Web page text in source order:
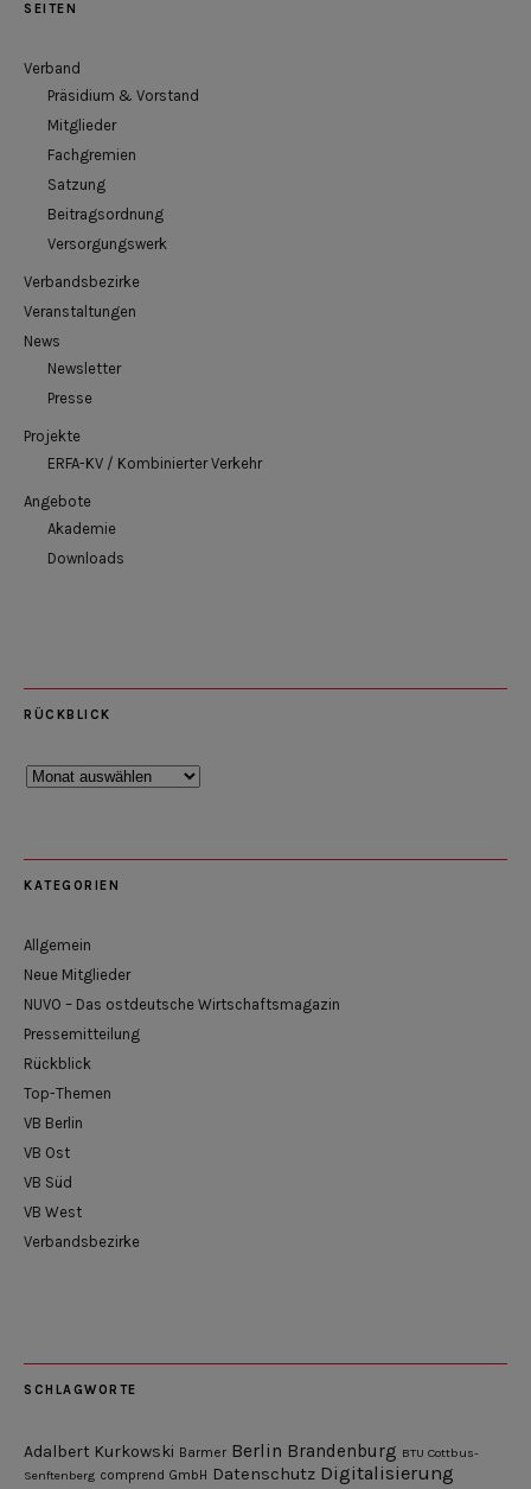
SEITEN
Verband
Präsidium & Vorstand
Mitglieder
Fachgremien
Satzung
Beitragsordnung
Versorgungswerk
Verbandsbezirke
Veranstaltungen
News
Newsletter
Presse
Projekte
ERFA-KV / Kombinierter Verkehr
Angebote
Akademie
Downloads
RÜCKBLICK
Rückblick
KATEGORIEN
Allgemein
Neue Mitglieder
NUVO – Das ostdeutsche Wirtschaftsmagazin
Pressemitteilung
Rückblick
Top-Themen
VB Berlin
VB Ost
VB Süd
VB West
Verbandsbezirke
SCHLAGWORTE
Adalbert Kurkowski Barmer Berlin Brandenburg BTU Cottbus-
Senftenberg comprend GmbH Datenschutz Digitalisierung